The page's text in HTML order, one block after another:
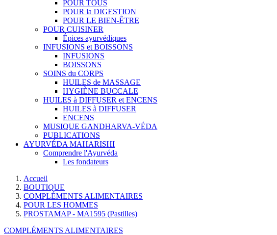
POUR TOUS
POUR la DIGESTION
POUR LE BIEN-ÊTRE
POUR CUISINER
Épices ayurvédiques
INFUSIONS et BOISSONS
INFUSIONS
BOISSONS
SOINS du CORPS
HUILES de MASSAGE
HYGIÈNE BUCCALE
HUILES à DIFFUSER et ENCENS
HUILES à DIFFUSER
ENCENS
MUSIQUE GANDHARVA-VÉDA
PUBLICATIONS
AYURVÉDA MAHARISHI
Comprendre l'Ayurvéda
Les fondateurs
Accueil
BOUTIQUE
COMPLÉMENTS ALIMENTAIRES
POUR LES HOMMES
PROSTAMAP - MA1595 (Pastilles)
COMPLÉMENTS ALIMENTAIRES